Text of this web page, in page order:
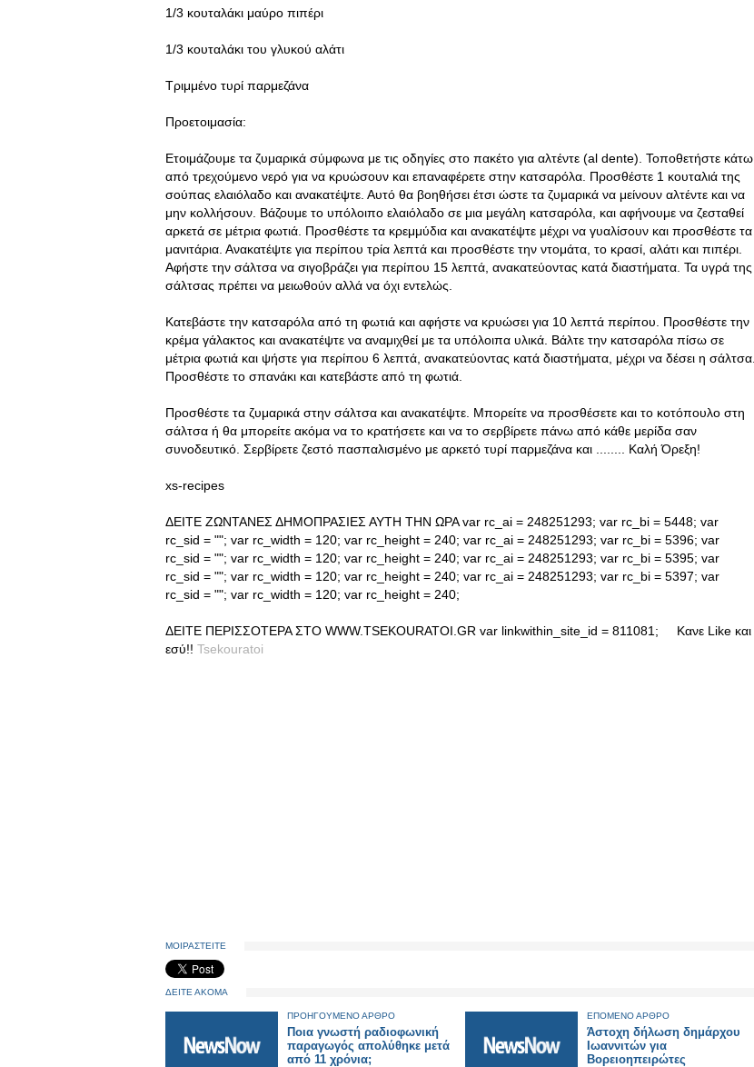
1/3 κουταλάκι μαύρο πιπέρι
1/3 κουταλάκι του γλυκού αλάτι
Τριμμένο τυρί παρμεζάνα
Προετοιμασία:
Ετοιμάζουμε τα ζυμαρικά σύμφωνα με τις οδηγίες στο πακέτο για αλτέντε (al dente). Τοποθετήστε κάτω
από τρεχούμενο νερό για να κρυώσουν και επαναφέρετε στην κατσαρόλα. Προσθέστε 1 κουταλιά της
σούπας ελαιόλαδο και ανακατέψτε . Αυτό θα βοηθήσει έτσι ώστε τα ζυμαρικά να μείνουν αλτέντε και να
μην κολλήσουν. Βάζουμε το υπόλοιπο ελαιόλαδο σε μια μεγάλη κατσαρόλα, και αφήνουμε να ζεσταθεί
αρκετά σε μέτρια φωτιά. Προσθέστε τα κρεμμύδια και ανακατέψτε μέχρι να γυαλίσουν και προσθέστε τα
μανιτάρια. Ανακατέψτε για περίπου τρία λεπτά και προσθέστε την ντομάτα, το κρασί, αλάτι και πιπέρι.
Αφήστε την σάλτσα να σιγοβράζει για περίπου 15 λεπτά, ανακατεύοντας κατά διαστήματα. Τα υγρά της
σάλτσας πρέπει να μειωθούν αλλά να όχι εντελώς.
Κατεβάστε την κατσαρόλα από τη φωτιά και αφήστε να κρυώσει για 10 λεπτά περίπου. Προσθέστε την
κρέμα γάλακτος και ανακατέψτε να αναμιχθεί με τα υπόλοιπα υλικά. Βάλτε την κατσαρόλα πίσω σε
μέτρια φωτιά και ψήστε για περίπου 6 λεπτά, ανακατεύοντας κατά διαστήματα, μέχρι να δέσει η σάλτσα.
Προσθέστε το σπανάκι και κατεβάστε από τη φωτιά.
Προσθέστε τα ζυμαρικά στην σάλτσα και ανακατέψτε. Μπορείτε να προσθέσετε και το κοτόπουλο στη
σάλτσα ή θα μπορείτε ακόμα να το κρατήσετε και να το σερβίρετε πάνω από κάθε μερίδα σαν
συνοδευτικό. Σερβίρετε ζεστό πασπαλισμένο με αρκετό τυρί παρμεζάνα και ........ Καλή Όρεξη!
xs-recipes
ΔΕΙΤΕ ΖΩΝΤΑΝΕΣ ΔΗΜΟΠΡΑΣΙΕΣ ΑΥΤΗ ΤΗΝ ΩΡΑ var rc_ai = 248251293; var rc_bi = 5448; var
rc_sid = ""; var rc_width = 120; var rc_height = 240; var rc_ai = 248251293; var rc_bi = 5396; var
rc_sid = ""; var rc_width = 120; var rc_height = 240; var rc_ai = 248251293; var rc_bi = 5395; var
rc_sid = ""; var rc_width = 120; var rc_height = 240; var rc_ai = 248251293; var rc_bi = 5397; var
rc_sid = ""; var rc_width = 120; var rc_height = 240;
ΔΕΙΤΕ ΠΕΡΙΣΣΟΤΕΡΑ ΣΤΟ WWW.TSEKOURATOI.GR var linkwithin_site_id = 811081; Κανε Like και
εσύ!! Tsekouratoi
ΜΟΙΡΑΣΤΕΙΤΕ
ΔΕΙΤΕ ΑΚΟΜΑ
ΠΡΟΗΓΟΥΜΕΝΟ ΑΡΘΡΟ
Ποια γνωστή ραδιοφωνική
παραγωγός απολύθηκε μετά
από 11 χρόνια;
ΕΠΟΜΕΝΟ ΑΡΘΡΟ
Άστοχη δήλωση δημάρχου
Ιωαννιτών για
Βορειοηπειρώτες